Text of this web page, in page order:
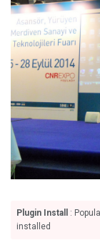
Plugin Install
:
installed